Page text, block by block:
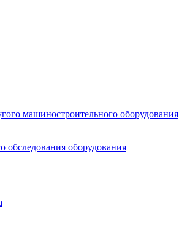
машиностроительного оборудования
обследования оборудования